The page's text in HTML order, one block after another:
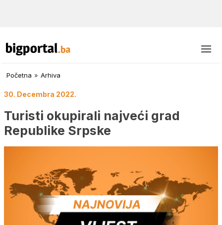
Početna » Arhiva
30. Decembra 2022.
Turisti okupirali najveći grad
Republike Srpske